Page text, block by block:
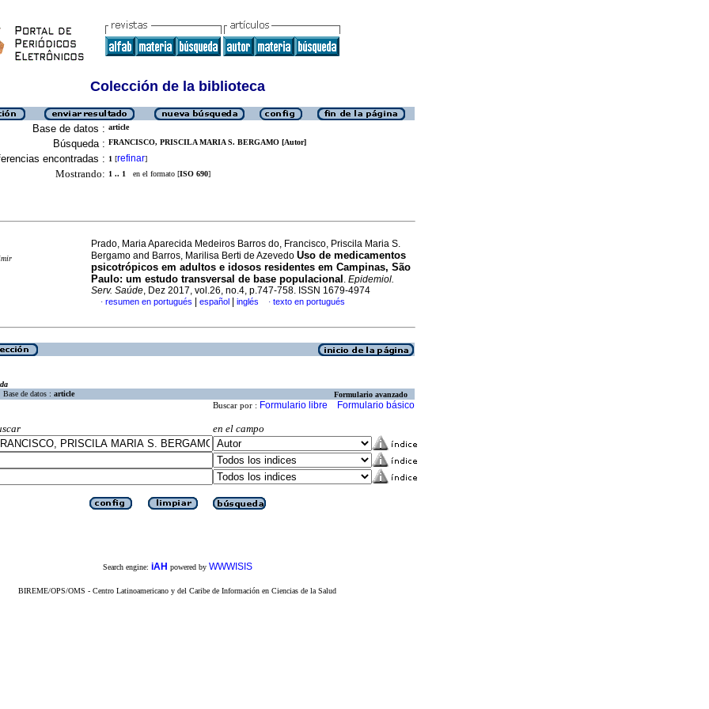
Colección de la biblioteca
Base de datos : article
Búsqueda : FRANCISCO, PRISCILA MARIA S. BERGAMO [Autor]
encontradas : 1 [refinar]
Mostrando: 1 .. 1 en el formato [ISO 690]
Prado, Maria Aparecida Medeiros Barros do, Francisco, Priscila Maria S.
Bergamo and Barros, Marilisa Berti de Azevedo Uso de medicamentos
psicotrópicos em adultos e idosos residentes em Campinas, São
Paulo: um estudo transversal de base populacional . Epidemiol.
Serv. Saúde, Dez 2017, vol.26, no.4, p.747-758. ISSN 1679-4974
· resumen en portugués español inglés · texto en portugués
Base de datos : article Formulario avanzado
Buscar por : Formulario libre Formulario básico
en el campo
Search engine: iAH powered by WWWISIS
BIREME/OPS/OMS - Centro Latinoamericano y del Caribe de Información en Ciencias de la Salud